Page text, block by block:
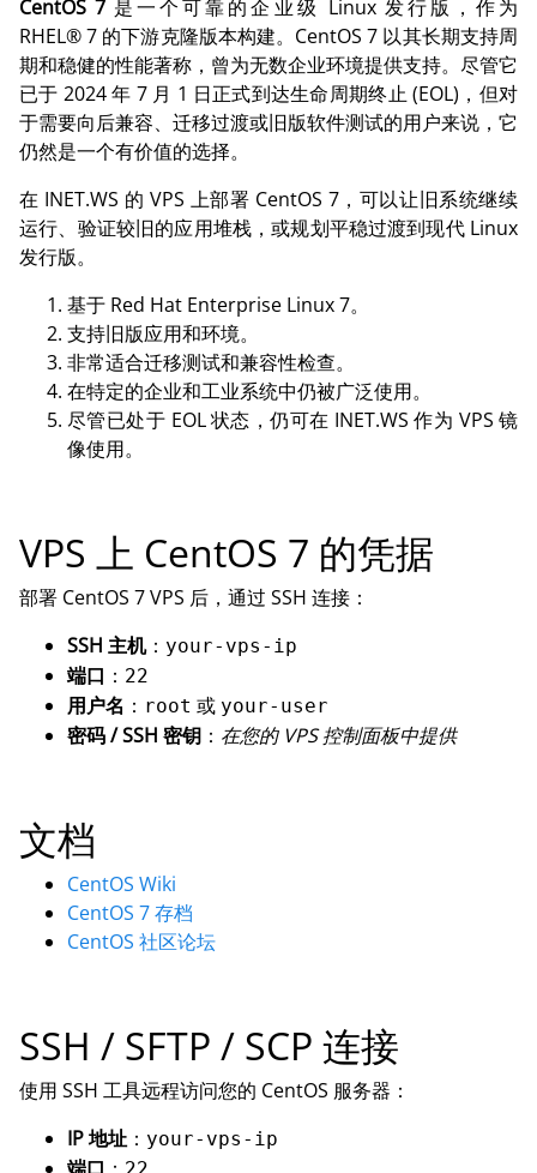
CentOS 7 是一个可靠的企业级 Linux 发行版，作为
RHEL® 7 的下游克隆版本构建。CentOS 7 以其长期支持周
期和稳健的性能著称，曾为无数企业环境提供支持。尽管它
已于 2024 年 7 月 1 日正式到达生命周期终止 (EOL)，但对
于需要向后兼容、迁移过渡或旧版软件测试的用户来说，它
仍然是一个有价值的选择。
在 INET.WS 的 VPS 上部署 CentOS 7，可以让旧系统继续
运行、验证较旧的应用堆栈，或规划平稳过渡到现代 Linux
发行版。
基于 Red Hat Enterprise Linux 7。
支持旧版应用和环境。
非常适合迁移测试和兼容性检查。
在特定的企业和工业系统中仍被广泛使用。
尽管已处于 EOL 状态，仍可在 INET.WS 作为 VPS 镜
像使用。
VPS 上 CentOS 7 的凭据
部署 CentOS 7 VPS 后，通过 SSH 连接：
SSH 主机： your-vps-ip
端口 ： 22
用户名 ： root 或 your-user
密码 / SSH 密钥 ： 在您的 VPS 控制面板中提供
文档
CentOS Wiki
CentOS 7 存档
CentOS 社区论坛
SSH / SFTP / SCP 连接
使用 SSH 工具远程访问您的 CentOS 服务器：
IP 地址 ： your-vps-ip